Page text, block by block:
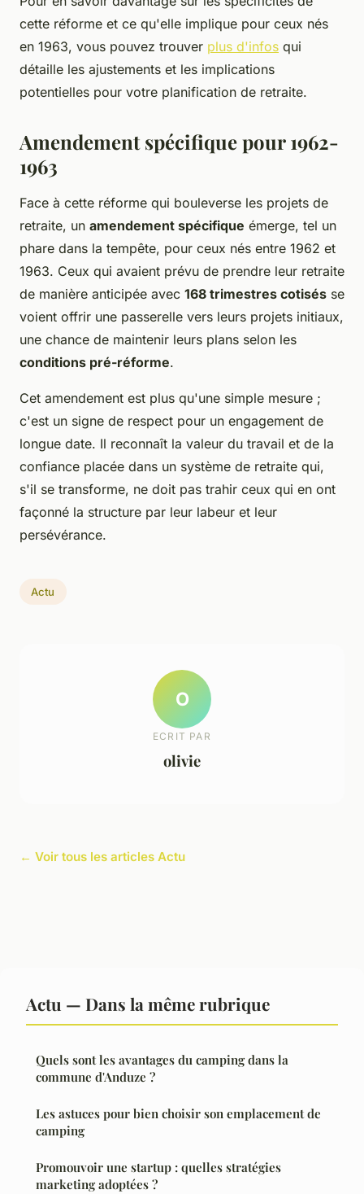
cette réforme et ce qu'elle implique pour ceux nés
en 1963, vous pouvez trouver plus d'infos qui
détaille les ajustements et les implications
potentielles pour votre planification de retraite.
Amendement spécifique pour 1962-
1963
Face à cette réforme qui bouleverse les projets de
retraite, un amendement spécifique émerge, tel un
phare dans la tempête, pour ceux nés entre 1962 et
1963. Ceux qui avaient prévu de prendre leur retraite
de manière anticipée avec 168 trimestres cotisés se
voient offrir une passerelle vers leurs projets initiaux,
une chance de maintenir leurs plans selon les
conditions pré-réforme.
Cet amendement est plus qu'une simple mesure ;
c'est un signe de respect pour un engagement de
longue date. Il reconnaît la valeur du travail et de la
confiance placée dans un système de retraite qui,
s'il se transforme, ne doit pas trahir ceux qui en ont
façonné la structure par leur labeur et leur
persévérance.
Actu
O
ECRIT PAR
olivie
← Voir tous les articles Actu
Actu — Dans la même rubrique
Quels sont les avantages du camping dans la
commune d'Anduze ?
Les astuces pour bien choisir son emplacement de
camping
Promouvoir une startup : quelles stratégies
marketing adoptées ?